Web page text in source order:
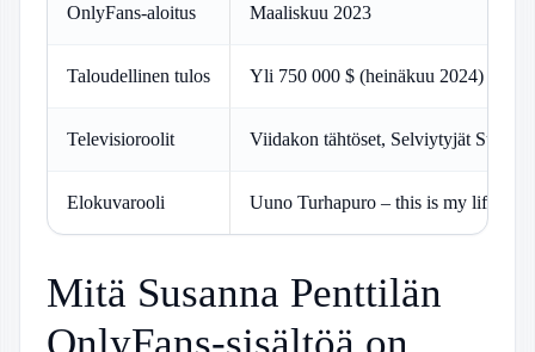
OnlyFans-aloitus Maaliskuu 2023
Taloudellinen tulos Yli 750 000 $ (heinäkuu 2024)
Televisioroolit Viidakon tähtöset, Selviytyjät Suomi,
Elokuvarooli Uuno Turhapuro – this is my life
Mitä Susanna Penttilän
OnlyFans-sisältöä on